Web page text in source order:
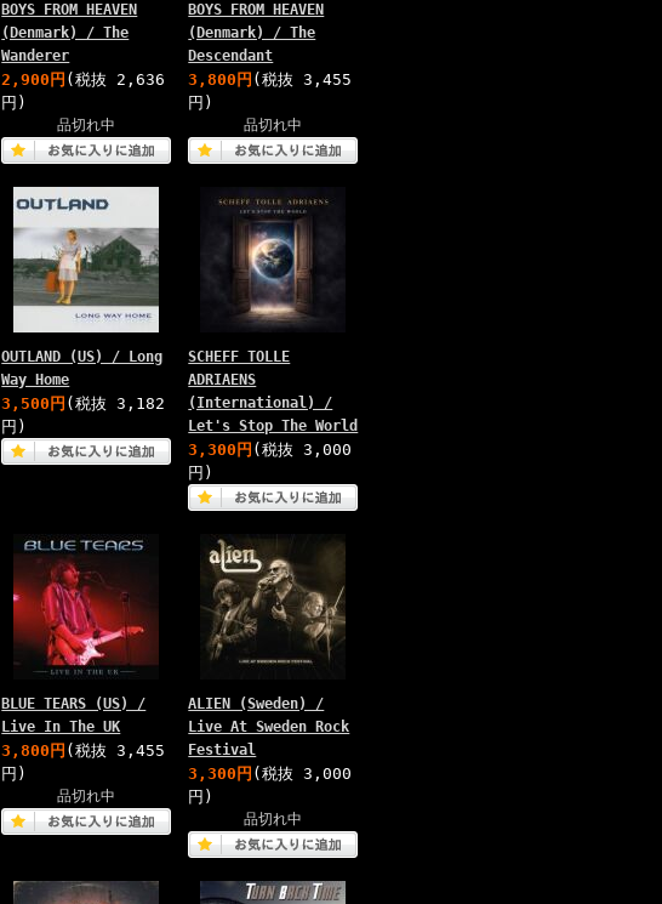
BOYS FROM HEAVEN
(Denmark) / The
Wanderer
2,900円 (税抜 2,636
円)
品切れ中
BOYS FROM HEAVEN
(Denmark) / The
Descendant
3,800円 (税抜 3,455
円)
品切れ中
OUTLAND (US) / Long
Way Home
3,500円 (税抜 3,182
円)
SCHEFF TOLLE
ADRIAENS
(International) /
Let's Stop The World
3,300円 (税抜 3,000
円)
BLUE TEARS (US) /
Live In The UK
3,800円 (税抜 3,455
円)
品切れ中
ALIEN (Sweden) /
Live At Sweden Rock
Festival
3,300円 (税抜 3,000
円)
品切れ中